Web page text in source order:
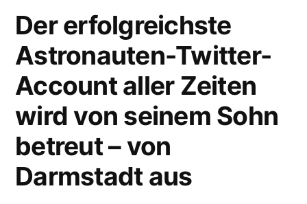
Der erfolgreichste
Astronauten-Twitter-
Account aller Zeiten
wird von seinem Sohn
betreut – von
Darmstadt aus